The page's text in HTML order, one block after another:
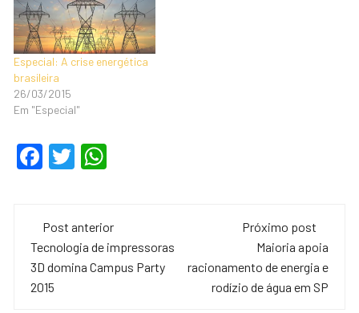
Especial: A crise energética
brasileira
26/03/2015
Em "Especial"
F
e
b
o
T
er s
A
Navegação
de
post
Post anterior
Tecnologia de impressoras
3D domina Campus Party
2015
Próximo post
Maioria apoia
racionamento de energia e
rodízio de água em SP